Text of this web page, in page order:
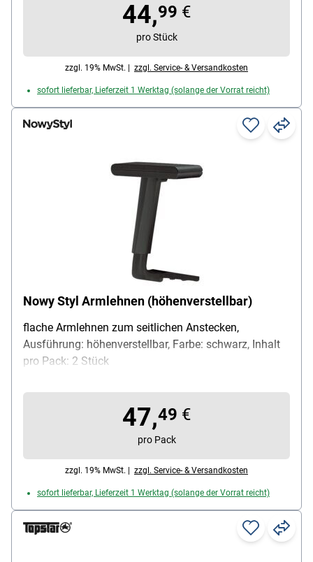
44,99 €
pro Stück
zzgl. 19% MwSt. | zzgl. Service- & Versandkosten
sofort lieferbar, Lieferzeit 1 Werktag (solange der Vorrat reicht)
Nowy Styl Armlehnen (höhenverstellbar)
flache Armlehnen zum seitlichen Anstecken,
Ausführung: höhenverstellbar, Farbe: schwarz, Inhalt
pro Pack: 2 Stück
47,49 €
pro Pack
zzgl. 19% MwSt. | zzgl. Service- & Versandkosten
sofort lieferbar, Lieferzeit 1 Werktag (solange der Vorrat reicht)